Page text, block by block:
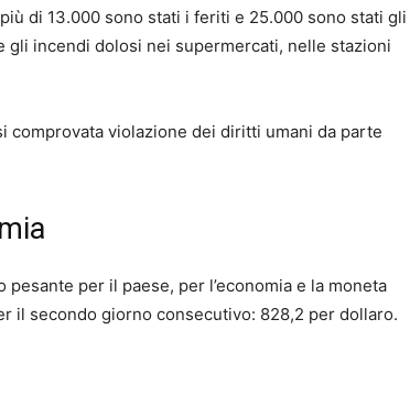
di 13.000 sono stati i feriti e 25.000 sono stati gli
incendi dolosi nei supermercati, nelle stazioni
comprovata violazione dei diritti umani da parte
per il paese, per l’economia e la moneta
il secondo giorno consecutivo: 828,2 per dollaro.